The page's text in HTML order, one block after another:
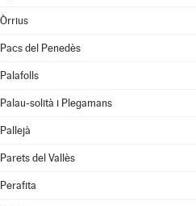
Òrrius
Pacs del Penedès
Palafolls
Palau-solità i Plegamans
Pallejà
Parets del Vallès
Perafita